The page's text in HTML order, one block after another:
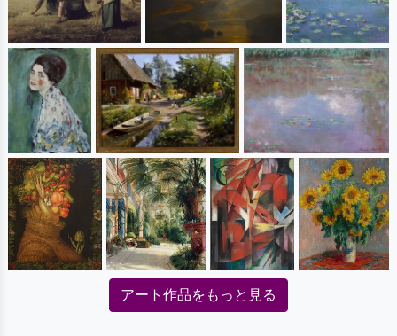
アート作品をもっと見る